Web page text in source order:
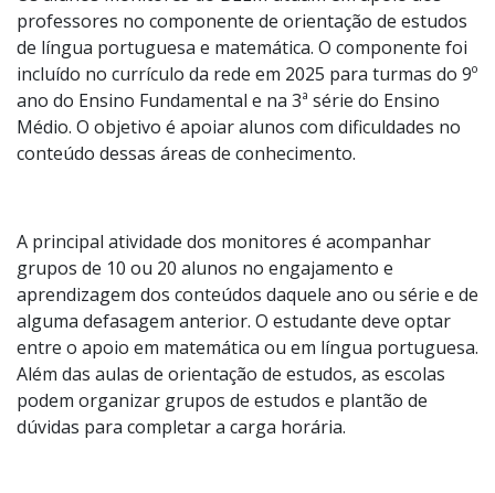
Como é a atuação do Aluno Monitor do BEEM
Os alunos monitores do BEEM atuam em apoio aos
professores no componente de orientação de estudos
de língua portuguesa e matemática. O componente foi
incluído no currículo da rede em 2025 para turmas do 9º
conteúdo dessas áreas de conhecimento.
A principal atividade dos monitores é acompanhar
grupos de 10 ou 20 alunos no engajamento e
aprendizagem dos conteúdos daquele ano ou série e de
alguma defasagem anterior. O estudante deve optar
entre o apoio em matemática ou em língua portuguesa.